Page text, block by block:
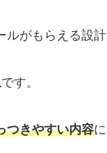
がもらえる設計
です。
つきやすい内容